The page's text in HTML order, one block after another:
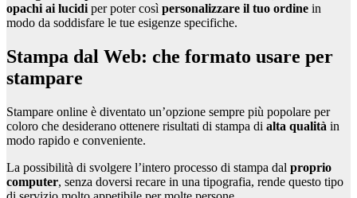
opachi ai lucidiper poter così personalizzare il tuo ordine in
modo da soddisfare le tue esigenze specifiche.
Stampa dal Web: che formato usare per
stampare
Stampare online è diventato un’opzione sempre più popolare per
coloro che desiderano ottenere risultati di stampa di alta qualità in
modo rapido e conveniente.
La possibilità di svolgere l’intero processo di stampa dal proprio
computer, senza doversi recare in una tipografia, rende questo tipo